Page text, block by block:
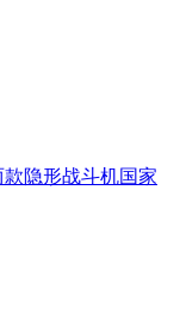
隐形战斗机国家